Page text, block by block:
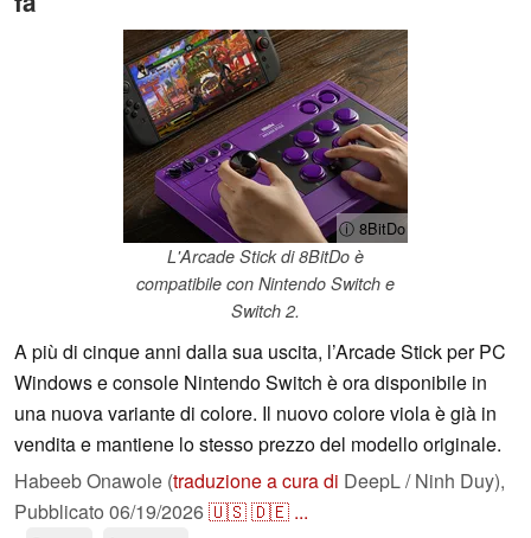
ⓘ 8BitDo
L'Arcade Stick di 8BitDo è
compatibile con Nintendo Switch e
Switch 2.
A più di cinque anni dalla sua uscita, l’Arcade Stick per PC
Windows e console Nintendo Switch è ora disponibile in
una nuova variante di colore. Il nuovo colore viola è già in
vendita e mantiene lo stesso prezzo del modello originale.
Habeeb Onawole (traduzione a cura di DeepL / Ninh Duy),
Pubblicato 06/19/2026🇺🇸🇩🇪 ...